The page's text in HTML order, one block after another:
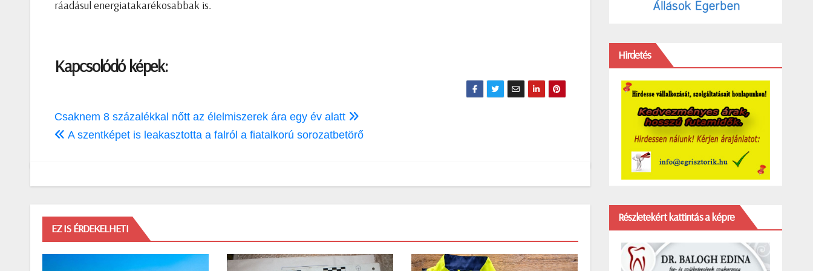
ráadásul energiatakarékosabbak is.
Kapcsolódó képek:
Bejegyzés
navigáció
Csaknem 8 százalékkal nőtt az élelmiszerek ára egy év alatt
A szentképet is leakasztotta a falról a fiatalkorú sorozatbetörő
EZ IS ÉRDEKELHETI
Hirdetés
Részletekért kattintás a képre